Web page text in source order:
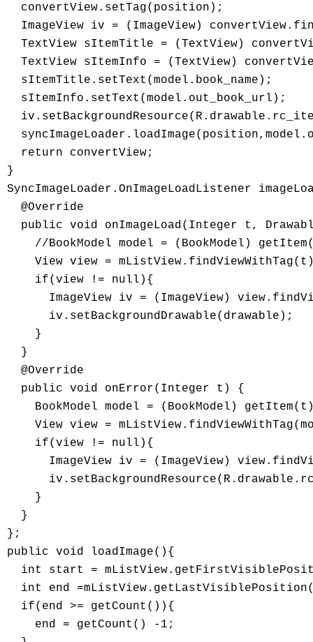
  convertView.setTag(position);
ImageView iv = (ImageView)
TextView sItemTitle = (TextView)
TextView sItemInfo = (TextView)
  sItemTitle.setText(model.book_name);
  sItemInfo.setText(model.out_book_url);
  return convertView;
}
SyncImageLoader.OnImageLoadListener
  @Override
public void onImageLoad(Integer t,
//BookModel model = (BookModel)
View view =
    if(view != null){
ImageView iv = (ImageView)
      iv.setBackgroundDrawable(drawable);
    }
  }
  @Override
  public void onError(Integer t) {
BookModel model = (BookModel)
View view =
    if(view != null){
ImageView iv = (ImageView)
    }
  }
};
public void loadImage(){
int start =
int end
  if(end >= getCount()){
    end = getCount() -1;